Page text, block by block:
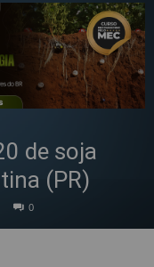
de soja
(PR)
0